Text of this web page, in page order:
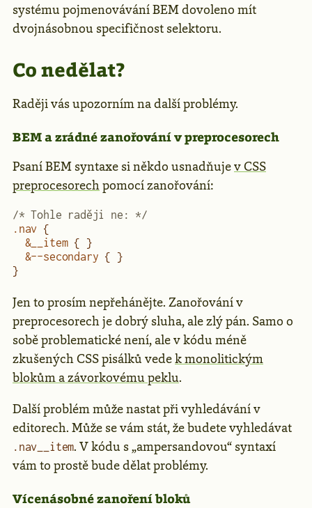
systému pojmenovávání BEM dovoleno mít
dvojnásobnou specifičnost selektoru.
Co nedělat?
Raději vás upozorním na další problémy.
BEM a zrádné zanořování v preprocesorech
Psaní BEM syntaxe si někdo usnadňujev CSS
preprocesorechpomocí zanořování:
/* Tohle raději ne: */
.nav {
  &__item
{ }
  &--secondary
{ }
}
Jen to prosím nepřehánějte. Zanořování v
preprocesorech je dobrý sluha, ale zlý pán. Samo o
sobě problematické není, ale v kódu méně
zkušených CSS pisálků vedek monolitickým
blokům a závorkovému peklu.
Další problém může nastat při vyhledávání v
editorech. Může se vám stát, že budete vyhledávat
.nav__item. V kódu s „ampersandovou“ syntaxí
vám to prostě bude dělat problémy.
Vícenásobné zanoření bloků